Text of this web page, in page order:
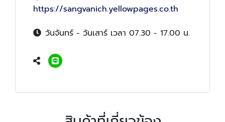
https://sangvanich.yellowpages.co.th
วันจันทร์ - วันเสาร์ เวลา 07.30 - 17.00 น.